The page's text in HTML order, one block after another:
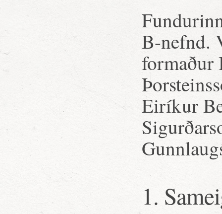
B-nefnd.
formaður
Eiríkur
1.